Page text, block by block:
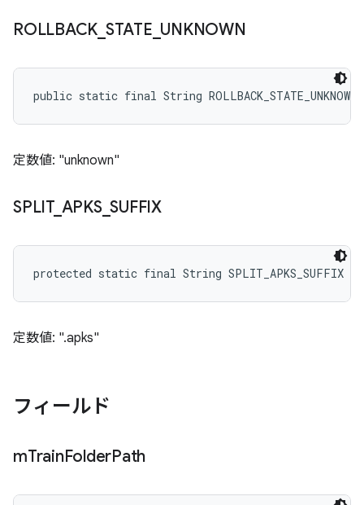
ROLLBACK STATE UNKNOWN
public static final String ROLLBACK_STATE_UNKNOWN
定数値: "unknown"
SPLIT_ APKS_SUFFIX
protected static final String SPLIT_APKS_SUFFIX
定数値: ".apks"
フィールド
mTrainFolderPath